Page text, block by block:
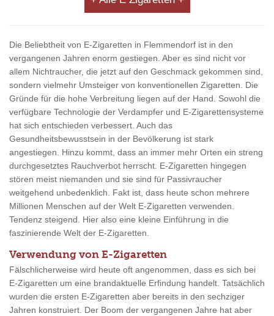
Die Beliebtheit von E-Zigaretten in Flemmendorf ist in den
vergangenen Jahren enorm gestiegen. Aber es sind nicht vor
allem Nichtraucher, die jetzt auf den Geschmack gekommen sind,
sondern vielmehr Umsteiger von konventionellen Zigaretten. Die
Gründe für die hohe Verbreitung liegen auf der Hand. Sowohl die
verfügbare Technologie der Verdampfer und E-Zigarettensysteme
hat sich entschieden verbessert. Auch das
Gesundheitsbewusstsein in der Bevölkerung ist stark
angestiegen. Hinzu kommt, dass an immer mehr Orten ein streng
durchgesetztes Rauchverbot herrscht. E-Zigaretten hingegen
stören meist niemanden und sie sind für Passivraucher
weitgehend unbedenklich. Fakt ist, dass heute schon mehrere
Millionen Menschen auf der Welt E-Zigaretten verwenden.
Tendenz steigend. Hier also eine kleine Einführung in die
faszinierende Welt der E-Zigaretten.
Verwendung von E-Zigaretten
Fälschlicherweise wird heute oft angenommen, dass es sich bei
E-Zigaretten um eine brandaktuelle Erfindung handelt. Tatsächlich
wurden die ersten E-Zigaretten aber bereits in den sechziger
Jahren konstruiert. Der Boom der vergangenen Jahre hat aber